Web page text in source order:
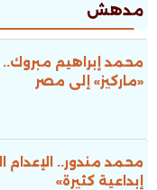
مدهش
محمد إبراهيم
«ماركيز» إلى مصر
محمد مندور..
إبداعية كثيرة»